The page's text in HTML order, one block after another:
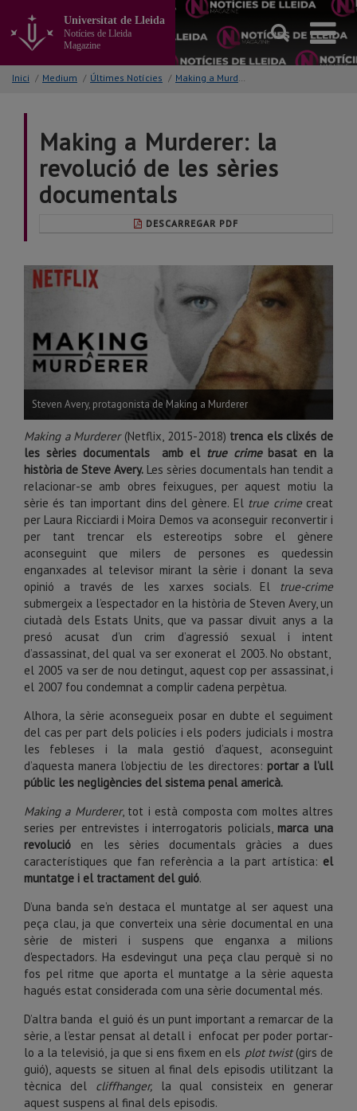
contingut
principal
Universitat de Lleida
Notícies de Lleida
Magazine
Inici / Medium / Últimes Notícies / Making a Murderer: la revolució de les sèries documental
Making a Murderer: la
revolució de les sèries
documentals
DESCARREGAR PDF
Steven Avery, protagonista de Making a Murderer
Making a Murderer(Netflix, 2015-2018) trenca els clixés de
les sèries documentals amb el true crimebasat en la
història de Steve Avery. Les sèries documentals han tendit a
relacionar-se amb obres feixugues, per aquest motiu la
sèrie és tan important dins del gènere. El true crimecreat
per Laura Ricciardi i Moira Demos va aconseguir reconvertir i
per tant trencar els estereotips sobre el gènere
aconseguint que milers de persones es quedessin
enganxades al televisor mirant la sèrie i donant la seva
opinió a través de les xarxes socials. El true-crime
submergeix a l’espectador en la història de Steven Avery, un
ciutadà dels Estats Units, que va passar divuit anys a la
presó acusat d’un crim d’agressió sexual i intent
d’assassinat, del qual va ser exonerat el 2003. No obstant,
el 2005 va ser de nou detingut, aquest cop per assassinat, i
el 2007 fou condemnat a complir cadena perpètua.
Alhora, la sèrie aconsegueix posar en dubte el seguiment
del cas per part dels policíes i els poders judicials i mostra
les febleses i la mala gestió d’aquest, aconseguint
d’aquesta manera l’objectiu de les directores: portar a l’ull
públic les negligències del sistema penal americà.
Making a Murderer, tot i està composta com moltes altres
series per entrevistes i interrogatoris policials, marca una
revolució en les sèries documentals gràcies a dues
característiques que fan referència a la part artística: el
muntatge i el tractament del guió.
D’una banda se’n destaca el muntatge al ser aquest una
peça clau, ja que converteix una sèrie documental en una
sèrie de misteri i suspens que enganxa a milions
d'espectadors. Ha esdevingut una peça clau perquè si no
fos pel ritme que aporta el muntatge a la sèrie aquesta
hagués estat considerada com una sèrie documental més.
D’altra banda el guió és un punt important a remarcar de la
sèrie, a l’estar pensat al detall i enfocat per poder portar-
lo a la televisió, ja que si ens fixem en els plot twist(girs de
guió), aquests se situen al final dels episodis utilitzant la
tècnica del cliffhanger,la qual consisteix en generar
aquest suspens al final dels episodis.